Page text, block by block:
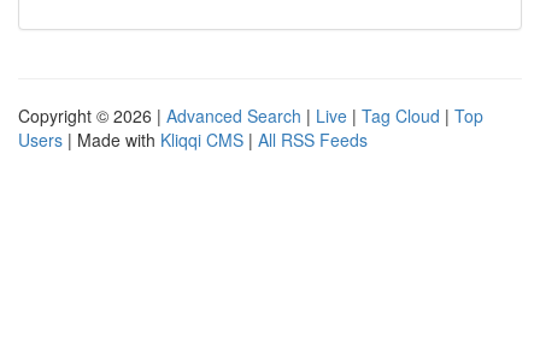
Copyright © 2026 | Advanced Search | Live | Tag Cloud | Top
Users | Made with Kliqqi CMS | All RSS Feeds